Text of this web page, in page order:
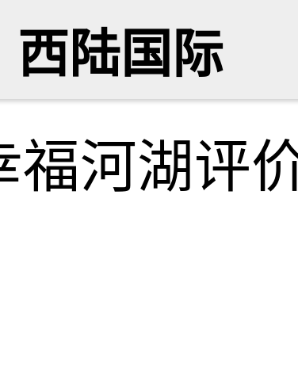
西陆国际
福河湖评